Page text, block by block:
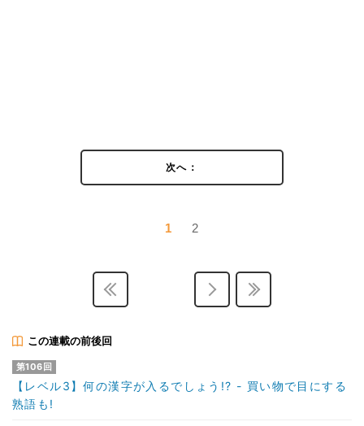
次へ：
1 2
この連載の前後回
第106回
【レベル3】何の漢字が入るでしょう!? - 買い物で目にする
熟語も!